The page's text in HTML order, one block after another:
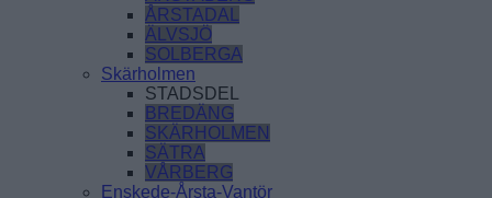
ÅRSTADAL
ÄLVSJÖ
SOLBERGA
Skärholmen
STADSDEL
BREDÄNG
SKÄRHOLMEN
SÄTRA
VÅRBERG
Enskede-Årsta-Vantör